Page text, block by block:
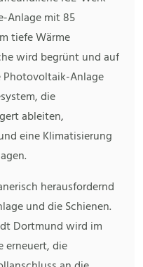
Anlage mit 85
tiefe Wärme
wird begrünt und auf
Photovoltaik-Anlage
die
ableiten,
eine Klimatisierung
herausfordernd
und die Schienen.
Dortmund wird im
erneuert, die